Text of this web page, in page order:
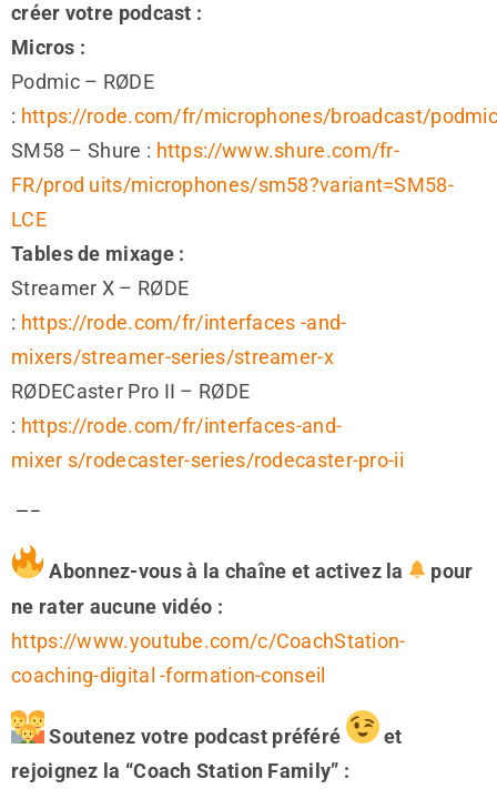
créer votre podcast :
Micros :
Podmic – RØDE
: https://rode.com/fr/microphones/broadcast/
SM58 – Shure : https://www.shure.com/fr-
FR/prod uits/microphones/sm58?variant=SM58-
LCE
Tables de mixage :
Streamer X – RØDE
: https://rode.com/fr/interfaces -and-
mixers/streamer-series/streamer-x
RØDECaster Pro II – RØDE
: https://rode.com/fr/interfaces-and-
mixer s/rodecaster-series/rodecaster-pro-ii
—–
Abonnez-vous à la chaîne et activez la
pour
ne rater aucune vidéo :
https://www.youtube.com/c/CoachStation-
coaching-digital -formation-conseil
Soutenez votre podcast préféré
et
rejoignez la “Coach Station Family” :